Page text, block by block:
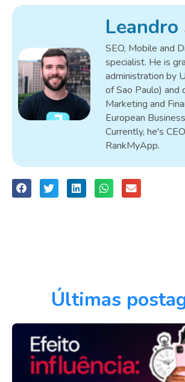
Leandro
SEO, Mobile and
specialist. He is
administration by
of Sao Paulo) and
Marketing and
European
Currently, he's
RankMyApp.
Últimas